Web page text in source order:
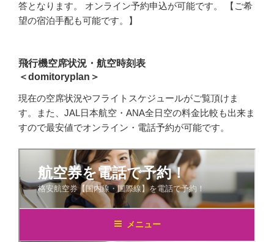
答となります。 オンライン予約申込が可能です。 【ご希
望の宿泊手配も可能です。】
飛行機空席状況・航空時刻表
＜domitoryplan＞
現在の空席状況やフライトスケジュールがご覧頂けま
す。また、JAL日本航空・ANA全日空の料金比較も出来ま
すので最安値でオンライン・電話予約が可能です。